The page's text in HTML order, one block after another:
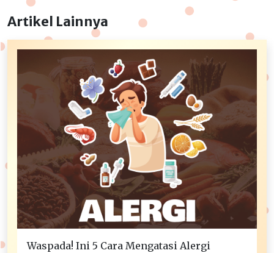
Artikel Lainnya
Waspada! Ini 5 Cara Mengatasi Alergi